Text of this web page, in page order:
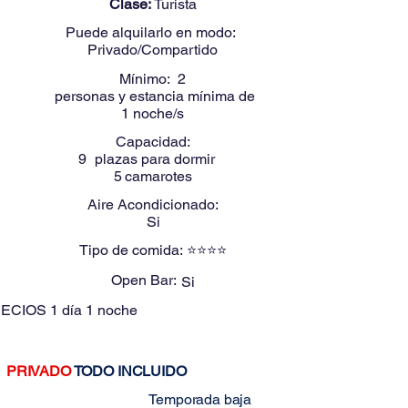
Clase:Turista
Puede alquilarlo en modo:
Privado/Compartido
Mínimo: 2
personas y estancia mínima de
1 noche/s
Capacidad:
9 plazas para dormir
5camarotes
Aire Acondicionado:
Si
Tipo de comida: ⭐⭐⭐⭐
Open Bar: Si
1 día 1 noche
PRIVADOTODO INCLUIDO
Estos precios son para:Temporada baja